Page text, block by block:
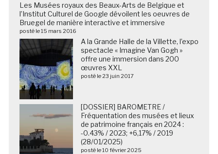
Les Musées royaux des Beaux-Arts de Belgique et
l’Institut Culturel de Google dévoilent les oeuvres de
Bruegel de manière interactive et immersive
posté le 15 mars 2016
A la Grande Halle de la Villette, l’expo
spectacle « Imagine Van Gogh »
offre une immersion dans 200
œuvres XXL
posté le 23 juin 2017
[DOSSIER] BAROMETRE /
Fréquentation des musées et lieux
de patrimoine français en 2024 :
-0.43% / 2023; +6,17% / 2019
(28/01/2025)
posté le 10 février 2025